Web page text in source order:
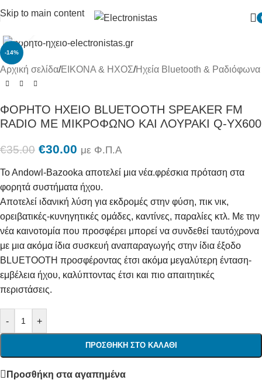
Skip to main content
-14%
Αρχική σελίδα/ΕΙΚΟΝΑ & ΗΧΟΣ/Ηχεία Bluetooth & Ραδιόφωνα
ΦΟΡΗΤΟ ΗΧΕΙΟ BLUETOOTH SPEAKER FM
RADIO ΜΕ ΜΙΚΡΟΦΩΝΟ ΚΑΙ ΛΟΥΡΑΚΙ Q-YX600
€35.00 €30.00 με Φ.Π.Α
To Andowl-Bazooka αποτελεί μια νέα.φρέσκια πρόταση στα
φορητά συστήματα ήχου.
Αποτελεί ιδανική λύση για εκδρομές στην φύση, πικ νικ,
ορειβατικές-κυνηγητικές ομάδες, καντίνες, παραλίες κτλ. Με την
νέα καινοτομία που προσφέρει μπορεί να συνδεθεί ταυτόχρονα
με μια ακόμα ίδια συσκευή αναπαραγωγής στην ίδια έξοδο
BLUETOOTH προσφέροντας έτσι ακόμα μεγαλύτερη ένταση-
εμβέλεια ήχου, καλύπτοντας έτσι και πιο απαιτητικές
περιστάσεις.
- +
ΠΡΟΣΘΉΚΗ ΣΤΟ ΚΑΛΆΘΙ
Προσθήκη στα αγαπημένα